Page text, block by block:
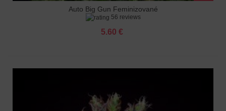
Auto Big Gun Feminizované
56 reviews
5.60 €